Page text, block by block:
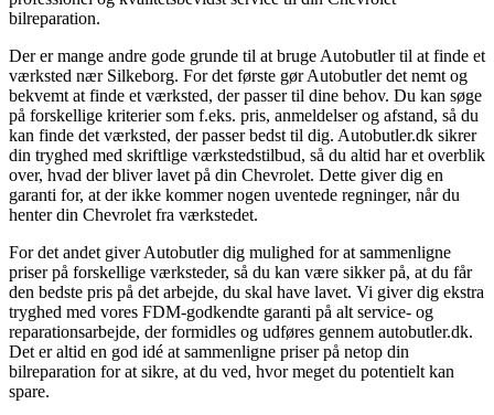
bilreparation.
Der er mange andre gode grunde til at bruge Autobutler til at finde et
værksted nær Silkeborg. For det første gør Autobutler det nemt og
bekvemt at finde et værksted, der passer til dine behov. Du kan søge
på forskellige kriterier som f.eks. pris, anmeldelser og afstand, så du
kan finde det værksted, der passer bedst til dig. Autobutler.dk sikrer
din tryghed med skriftlige værkstedstilbud, så du altid har et overblik
over, hvad der bliver lavet på din Chevrolet. Dette giver dig en
garanti for, at der ikke kommer nogen uventede regninger, når du
henter din Chevrolet fra værkstedet.
For det andet giver Autobutler dig mulighed for at sammenligne
priser på forskellige værksteder, så du kan være sikker på, at du får
den bedste pris på det arbejde, du skal have lavet. Vi giver dig ekstra
tryghed med vores FDM-godkendte garanti på alt service- og
reparationsarbejde, der formidles og udføres gennem autobutler.dk.
Det er altid en god idé at sammenligne priser på netop din
bilreparation for at sikre, at du ved, hvor meget du potentielt kan
spare.